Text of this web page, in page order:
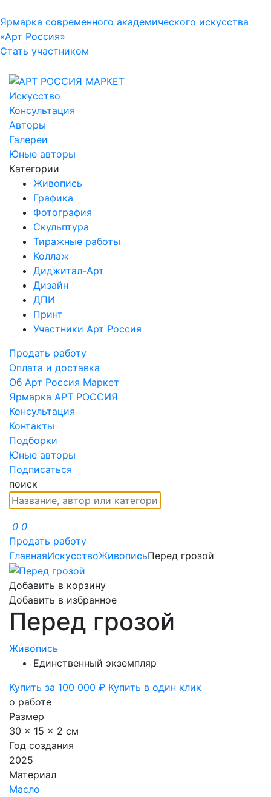
Ярмарка современного академического искусства
«Арт Россия»
Стать участником
Искусство
Консультация
Авторы
Галереи
Юные авторы
Категории
Живопись
Графика
Фотография
Скульптура
Тиражные работы
Коллаж
Диджитал-Арт
Дизайн
ДПИ
Принт
Участники Арт Россия
Продать работу
Оплата и доставка
Об Арт Россия Маркет
Ярмарка АРТ РОССИЯ
Консультация
Контакты
Подборки
Юные авторы
Подписаться
поиск
0 0
Продать работу
ГлавнаяИскусствоЖивописьПеред грозой
Добавить в корзину
Добавить в избранное
Перед грозой
Живопись
Единственный экземпляр
Купить за 100 000 ₽ Купить в один клик
о работе
Размер
30 x 15 x 2 см
Год создания
2025
Материал
Масло